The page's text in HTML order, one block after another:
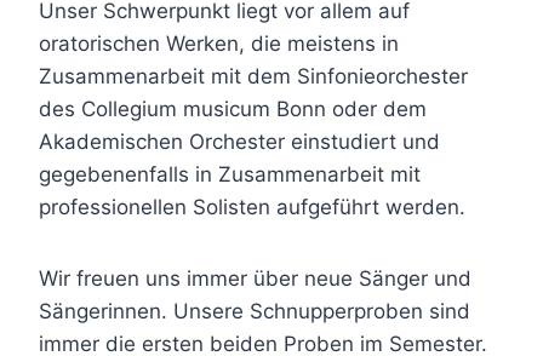
Unser Schwerpunkt liegt vor allem auf
oratorischen Werken, die meistens in
Zusammenarbeit mit dem Sinfonieorchester
des Collegium musicum Bonn oder dem
Akademischen Orchester einstudiert und
gegebenenfalls in Zusammenarbeit mit
professionellen Solisten aufgeführt werden.
Wir freuen uns immer über neue Sänger und
Sängerinnen. Unsere Schnupperproben sind
immer die ersten beiden Proben im Semester.